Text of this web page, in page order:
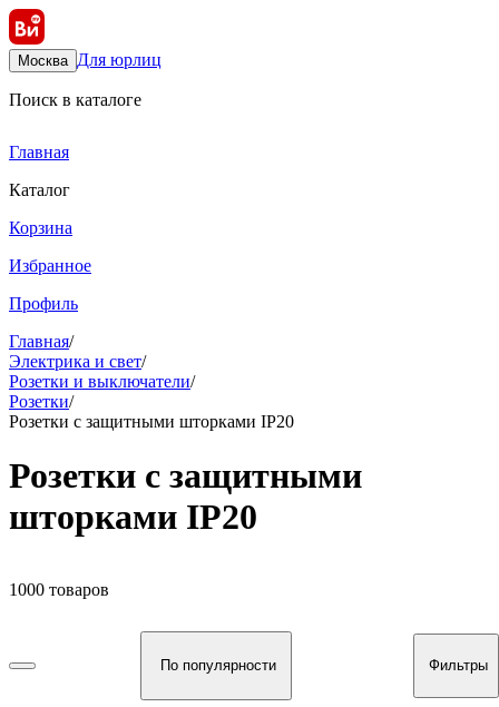
Москва Для юрлиц
Поиск в каталоге
Главная
Каталог
Корзина
Избранное
Профиль
Главная/
Электрика и свет/
Розетки и выключатели/
Розетки/
Розетки с защитными шторками IP20
Розетки с защитными
шторками IP20
1000 товаров
По популярности Фильтры